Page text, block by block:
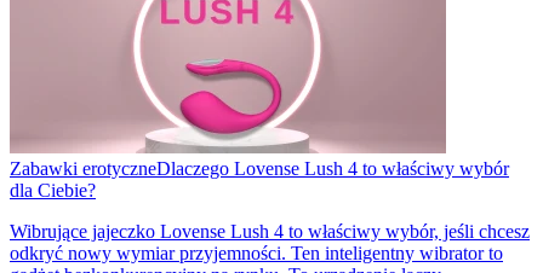
Zabawki erotyczneDlaczego Lovense Lush 4 to właściwy wybór
dla Ciebie?
Wibrujące jajeczko Lovense Lush 4 to właściwy wybór, jeśli chcesz
odkryć nowy wymiar przyjemności. Ten inteligentny wibrator to